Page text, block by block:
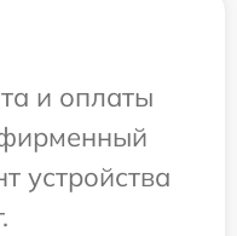
и оплаты
устройства